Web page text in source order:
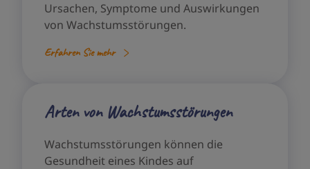
Ursachen, Symptome und Auswirkungen
von Wachstumsstörungen.
Erfahren Sie mehr
Arten von Wachstumsstörungen
Wachstumsstörungen können die
Gesundheit eines Kindes auf